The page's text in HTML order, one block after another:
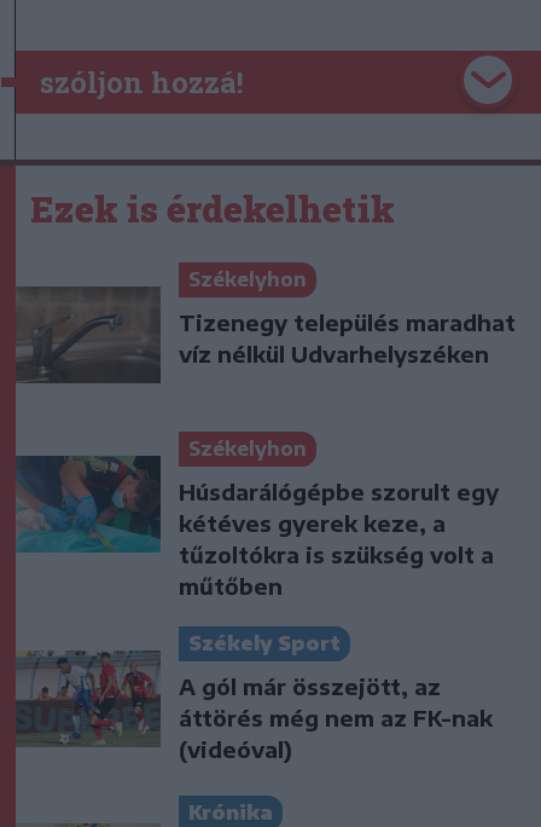
szóljon hozzá!
Ezek is érdekelhetik
Székelyhon
Tizenegy település maradhat
víz nélkül Udvarhelyszéken
Székelyhon
Húsdarálógépbe szorult egy
kétéves gyerek keze, a
tűzoltókra is szükség volt a
műtőben
Székely Sport
A gól már összejött, az
áttörés még nem az FK-nak
(videóval)
Krónika